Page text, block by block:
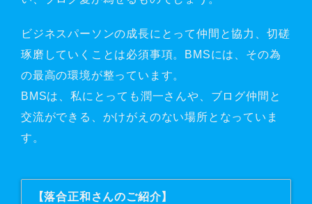
ビジネスパーソンの成長にとって仲間と協力、切磋
琢磨していくことは必須事項。BMSには、その為
の最高の環境が整っています。
BMSは、私にとっても潤一さんや、ブログ仲間と
交流ができる、かけがえのない場所となっていま
す。
【落合正和さんのご紹介】